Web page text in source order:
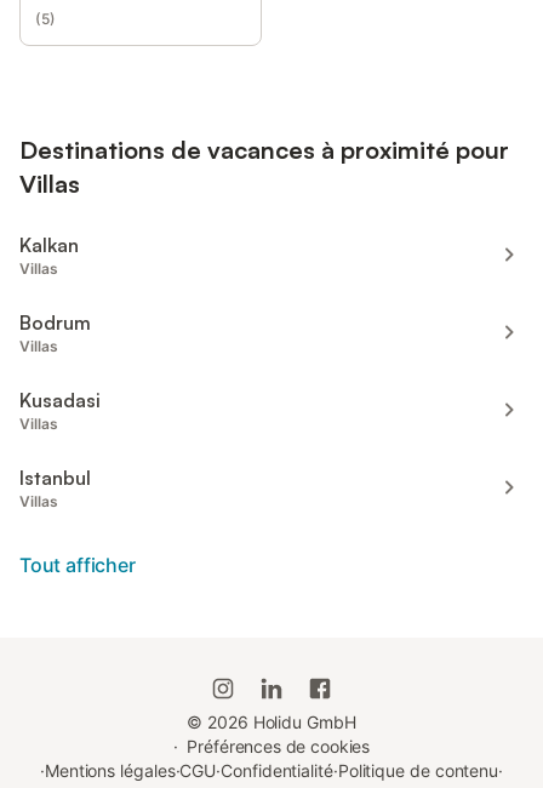
(5)
Destinations de vacances à proximité pour
Villas
Kalkan
Villas
Bodrum
Villas
Kusadasi
Villas
Istanbul
Villas
Tout afficher
© 2026 Holidu GmbH
· Préférences de cookies
·Mentions légales·CGU·Confidentialité·Politique de contenu·